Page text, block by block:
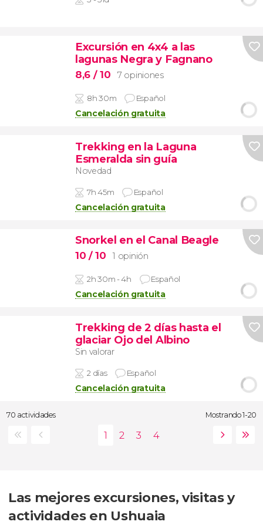
Excursión en 4x4 a las
lagunas Negra y Fagnano
8,6 / 10 7 opiniones
8h 30m Español
Cancelación gratuita
Trekking en la Laguna
Esmeralda sin guía
Novedad
7h 45m Español
Cancelación gratuita
Snorkel en el Canal Beagle
10 / 10 1 opinión
2h 30m - 4h Español
Cancelación gratuita
Trekking de 2 días hasta el
glaciar Ojo del Albino
Sin valorar
2 días Español
Cancelación gratuita
70 actividades Mostrando 1-20
Las mejores excursiones, visitas y
actividades en Ushuaia